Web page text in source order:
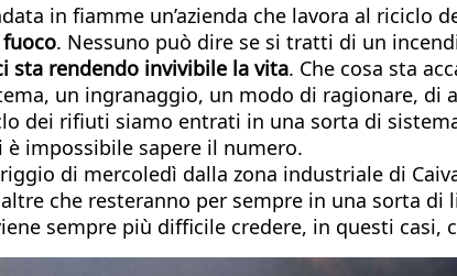
in fiamme un’azienda che lavora al riciclo
. Nessuno può dire se si tratti di un
sta rendendo invivibile la vita. Che cosa sta
un ingranaggio, un modo di ragionare,
dei rifiuti siamo entrati in una sorta di
è impossibile sapere il numero.
di mercoledì dalla zona industriale di
che resteranno per sempre in una sorta
sempre più difficile credere, in questi casi,